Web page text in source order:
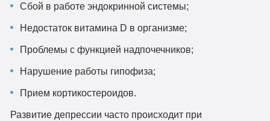
Сбой в работе эндокринной системы;
Недостаток витамина D в организме;
Проблемы с функцией надпочечников;
Нарушение работы гипофиза;
Прием кортикостероидов.
Развитие депрессии часто происходит при